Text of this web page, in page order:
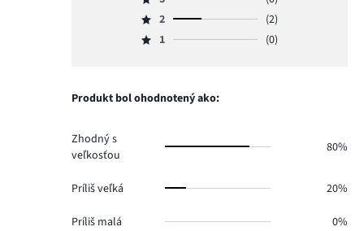
hlasov
počet
hlasov
Hodnotenie
3,
počet
Hodnotenie
2,
2.
2
(2)
Hodnotenie
hlasov
1 (0)
Produkt bol ohodnotený ako:
Zhodný s
veľkosťou
80%
Príliš veľká 20%
Príliš malá 0%